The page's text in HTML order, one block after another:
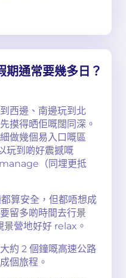
期通常要幾多日？
西邊、南邊玩到北
摸得晒佢嘅闊同深。
做幾個易入口嘅區
玩到啲好震撼嘅
（同埋更抵
算安全，但都唔想成
留多啲時間去行景
營地好好 relax。
約 2 個鐘嘅高速公路
個旅程。